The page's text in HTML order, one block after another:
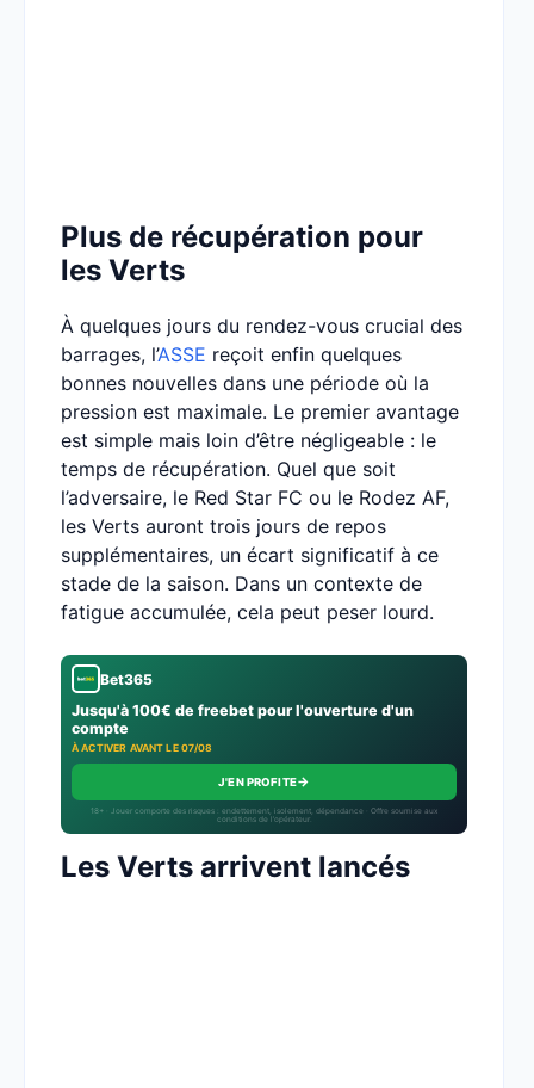
Plus de récupération pour
les Verts
À quelques jours du rendez-vous crucial des
barrages, l’ASSE reçoit enfin quelques
bonnes nouvelles dans une période où la
pression est maximale. Le premier avantage
est simple mais loin d’être négligeable : le
temps de récupération. Quel que soit
l’adversaire, le Red Star FC ou le Rodez AF,
les Verts auront trois jours de repos
supplémentaires, un écart significatif à ce
stade de la saison. Dans un contexte de
fatigue accumulée, cela peut peser lourd.
Bet365
Jusqu'à 100€ de freebet pour l'ouverture d'un
compte
À ACTIVER AVANT LE 07/08
J'EN PROFITE→
18+ · Jouer comporte des risques : endettement, isolement, dépendance · Offre soumise aux
conditions de l’opérateur.
Les Verts arrivent lancés